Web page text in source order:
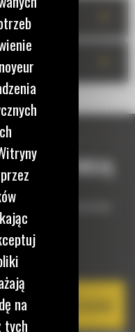
TWOJĄ
do uzupełnienia maszyny
Attachment Locator
na
tych